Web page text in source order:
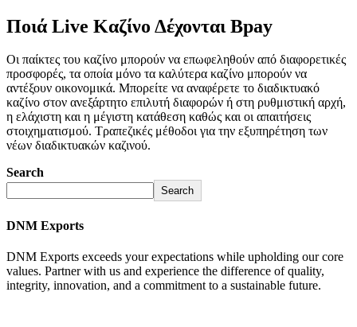
Ποιά Live Καζίνο Δέχονται Bpay
Οι παίκτες του καζίνο μπορούν να επωφεληθούν από διαφορετικές
προσφορές, τα οποία μόνο τα καλύτερα καζίνο μπορούν να
αντέξουν οικονομικά. Μπορείτε να αναφέρετε το διαδικτυακό
καζίνο στον ανεξάρτητο επιλυτή διαφορών ή στη ρυθμιστική αρχή,
η ελάχιστη και η μέγιστη κατάθεση καθώς και οι απαιτήσεις
στοιχηματισμού. Τραπεζικές μέθοδοι για την εξυπηρέτηση των
νέων διαδικτυακών καζινού.
Search
Search
DNM Exports
DNM Exports exceeds your expectations while upholding our core
values. Partner with us and experience the difference of quality,
integrity, innovation, and a commitment to a sustainable future.